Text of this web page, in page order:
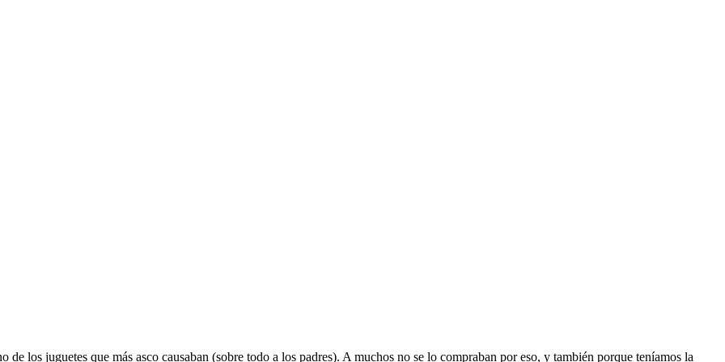
los juguetes que más asco causaban (sobre todo a los padres). A muchos no se lo compraban por eso, y también porque teníamos la